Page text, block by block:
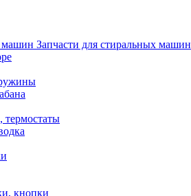
Запчасти для стиральных машин
термостаты
кнопки